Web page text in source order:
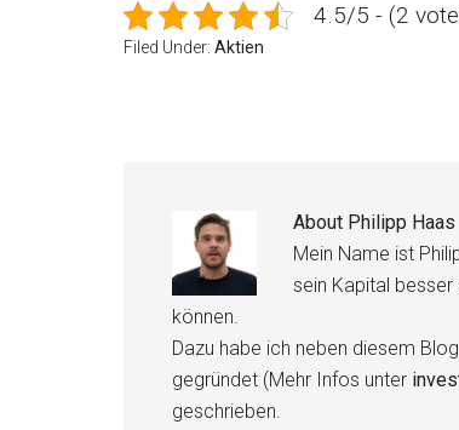
4.5/5 - (2
Filed Under: Aktien
About Philipp Haas
Mein Name ist
sein Kapital
können.
Dazu habe ich neben diesem
gegründet (Mehr Infos unter
geschrieben.